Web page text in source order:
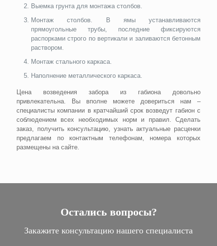
Выемка грунта для монтажа столбов.
Монтаж столбов. В ямы устанавливаются
прямоугольные трубы, последние фиксируются
распорками строго по вертикали и заливаются бетонным
раствором.
Монтаж стального каркаса.
Наполнение металлического каркаса.
Цена возведения забора из габиона довольно
привлекательна. Вы вполне можете довериться нам –
специалисты компании в кратчайший срок возведут габион с
соблюдением всех необходимых норм и правил. Сделать
заказ, получить консультацию, узнать актуальные расценки
предлагаем по контактным телефонам, номера которых
размещены на сайте.
Остались вопросы?
Закажите консультацию нашего специалиста